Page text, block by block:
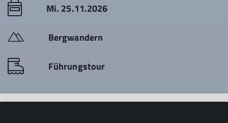
Mi. 25.11.2026
Bergwandern
Führungstour